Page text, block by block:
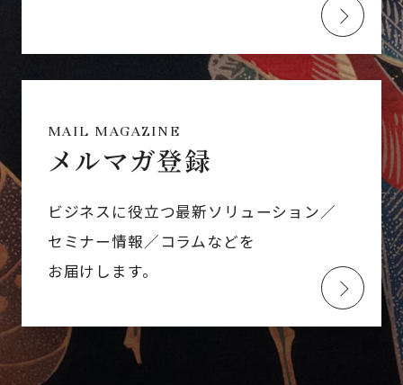
MAIL MAGAZINE
メルマガ登録
ビジネスに役立つ最新ソリューション／
セミナー情報／コラムなどを
お届けします。